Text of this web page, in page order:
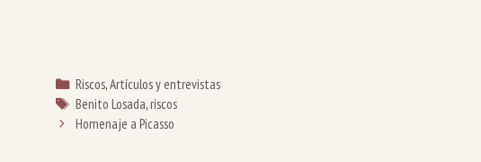
Categorías
Riscos,Artículos y entrevistas
Etiquetas
Benito Losada,riscos
Homenaje a Picasso